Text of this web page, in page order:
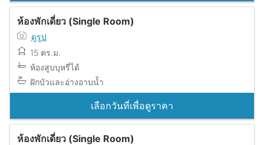
ห้องพักเดี่ยว (Single Room)
ดูรูป
15 ตร.ม.
ห้องสูบบุหรี่ได้
ฝักบัวและอ่างอาบน้ำ
เลือกวันที่เพื่อดูราคา
ห้องพักเดี่ยว (Single Room)